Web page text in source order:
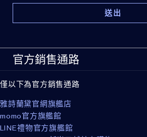
官方銷售通路
僅以下為官方銷售通路
雅詩蘭黛官網旗艦店
momo官方旗艦館
LINE禮物官方旗艦館